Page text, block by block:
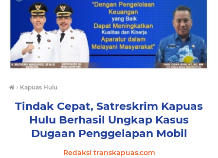
› Kapuas Hulu
Tindak Cepat, Satreskrim Kapuas
Hulu Berhasil Ungkap Kasus
Dugaan Penggelapan Mobil
Redaksi transkapuas.com